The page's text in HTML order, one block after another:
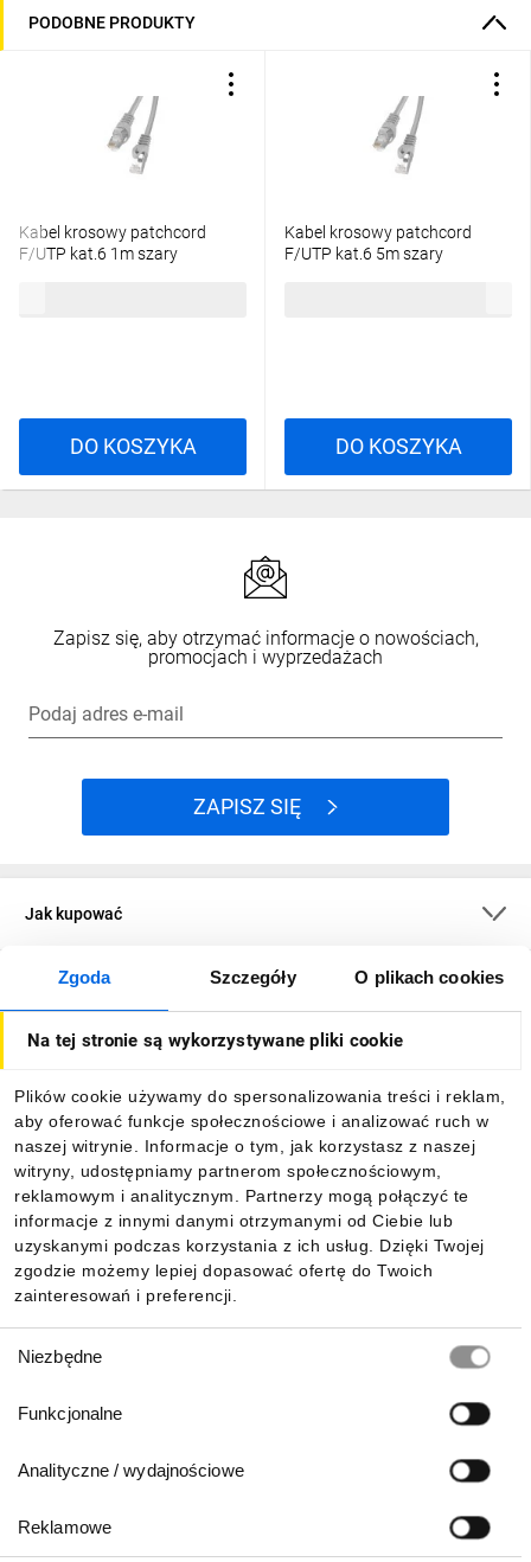
Zgoda Szczegóły O plikach cookies
Na tej stronie są wykorzystywane pliki cookie
Plików cookie używamy do spersonalizowania treści i reklam,
aby oferować funkcje społecznościowe i analizować ruch w
naszej witrynie. Informacje o tym, jak korzystasz z naszej
witryny, udostępniamy partnerom społecznościowym,
reklamowym i analitycznym. Partnerzy mogą połączyć te
informacje z innymi danymi otrzymanymi od Ciebie lub
uzyskanymi podczas korzystania z ich usług. Dzięki Twojej
zgodzie możemy lepiej dopasować ofertę do Twoich
zainteresowań i preferencji.
zgody
Niezbędne
Funkcjonalne
Analityczne / wydajnościowe
Reklamowe
PODOBNE PRODUKTY
Kabel krosowy patchcord
F/UTP kat.6 1m szary
DO KOSZYKA
Kabel krosowy patchcord
F/UTP kat.6 5m szary
DO KOSZYKA
Zapisz się, aby otrzymać informacje o nowościach,
promocjach i wyprzedażach
Podaj adres e-mail
ZAPISZ SIĘ
Jak kupować
O firmie
Informacje
Pobierz naszą aplikację mobilną: